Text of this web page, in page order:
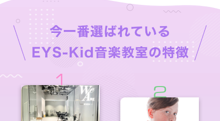
1
2